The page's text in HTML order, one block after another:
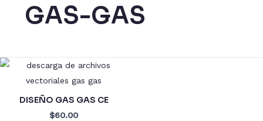
GAS-GAS
DISEÑO GAS GAS CE
$60.00